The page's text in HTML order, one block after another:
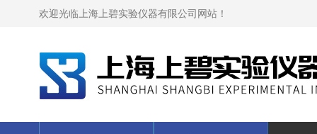
欢迎光临上海上碧实验仪器有限公司网站！